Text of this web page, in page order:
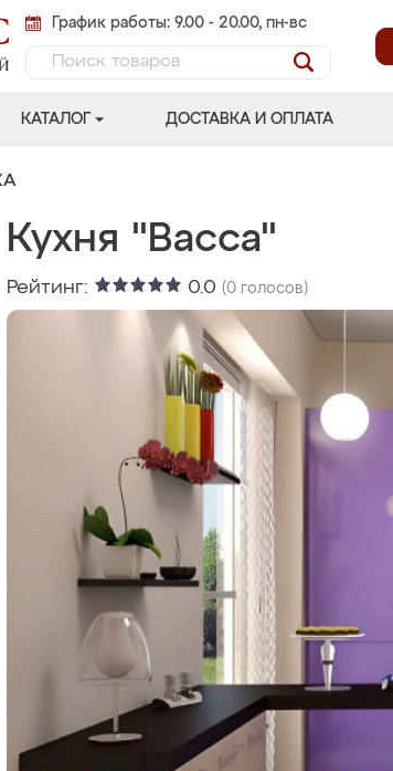
График работы: 9.00 - 20.00, пн-вс
КАТАЛОГ ДОСТАВКА И ОПЛАТА
Кухня "Васса"
Рейтинг: 0.0 (0 голосов)